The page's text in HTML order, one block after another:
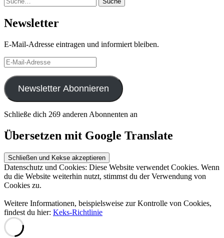
Newsletter
E-Mail-Adresse eintragen und informiert bleiben.
E-
Mail-
Adresse
Newsletter Abonnieren
Schließe dich 269 anderen Abonnenten an
Übersetzen mit Google Translate
Datenschutz und Cookies: Diese Website verwendet Cookies. Wenn
du die Website weiterhin nutzt, stimmst du der Verwendung von
Cookies zu.
Weitere Informationen, beispielsweise zur Kontrolle von Cookies,
findest du hier: Keks-Richtlinie